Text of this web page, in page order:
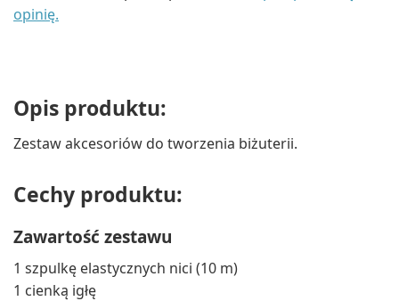
opinię.
Opis produktu:
Zestaw akcesoriów do tworzenia biżuterii.
Cechy produktu:
Zawartość zestawu
1 szpulkę elastycznych nici (10 m)
1 cienką igłę